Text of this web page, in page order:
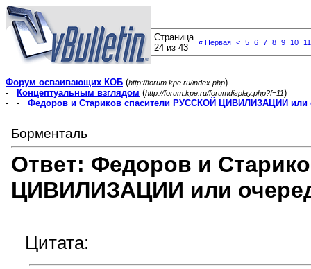
Страница
24 из 43
« Первая < 5 6 7 8 9 10 11
Форум осваивающих КОБ (http://forum.kpe.ru/index.php)
-
Концептуальным взглядом (http://forum.kpe.ru/forumdisplay.php?f=11)
- - Федоров и Стариков спасители РУССКОЙ ЦИВИЛИЗАЦИИ или
Борменталь
Ответ: Федоров и
ЦИВИЛИЗАЦИИ или
Цитата: